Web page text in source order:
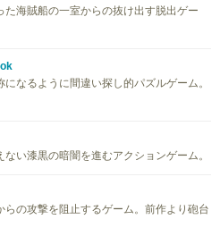
た海賊船の一室からの抜け出す脱出ゲー
なるように間違い探し的パズルゲーム。
い漆黒の暗闇を進むアクションゲーム。
らの攻撃を阻止するゲーム。前作より砲台